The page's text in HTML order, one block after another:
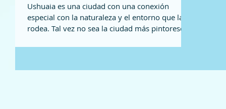
Ushuaia es una ciudad con una conexión
especial con la naturaleza y el entorno que la
rodea. Tal vez no sea la ciudad más pintoresca